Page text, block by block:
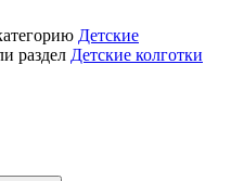
Детские
раздел Детские колготки